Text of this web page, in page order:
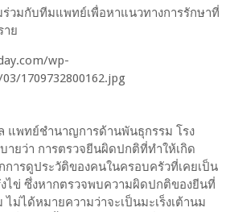
ร่วมกับทีมแพทย์เพื่อหาแนวทางการรักษาที่
าย
แพทย์ชำนาญการด้านพันธุกรรม โรง
ายว่า การตรวจยีนผิดปกติที่ทำให้เกิด
การดูประวัติของคนในครอบครัวที่เคยเป็น
งไข่ ซึ่งหากตรวจพบความผิดปกติของยีนที่
ไม่ได้หมายความว่าจะเป็นมะเร็งเต้านม